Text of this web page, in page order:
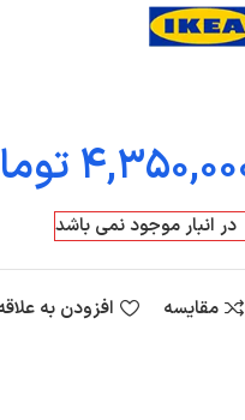
در انبار موجود نمی باشد
مقایسه افزودن به